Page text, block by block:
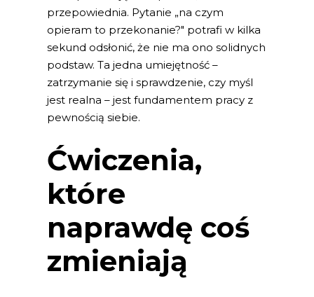
przepowiednia. Pytanie „na czym
opieram to przekonanie?" potrafi w kilka
sekund odsłonić, że nie ma ono solidnych
podstaw. Ta jedna umiejętność –
zatrzymanie się i sprawdzenie, czy myśl
jest realna – jest fundamentem pracy z
pewnością siebie.
Ćwiczenia,
które
naprawdę coś
zmieniają